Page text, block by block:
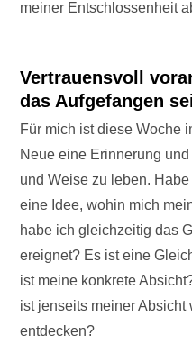
meiner Entschlossenheit
Vertrauensvoll
das Aufgefangen
Für mich ist diese Woche
Neue eine Erinnerung
und Weise zu leben.
eine Idee, wohin mich
habe ich gleichzeitig das
ereignet? Es ist eine
ist meine konkrete
ist jenseits meiner Absicht
entdecken?